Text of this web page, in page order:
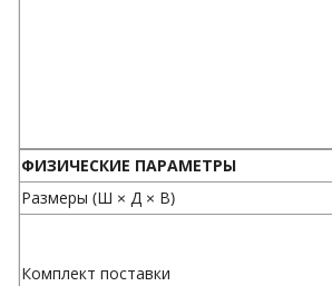
ФИЗИЧЕСКИЕ ПАРАМЕТРЫ
Размеры (Ш × Д × В)
Комплект поставки